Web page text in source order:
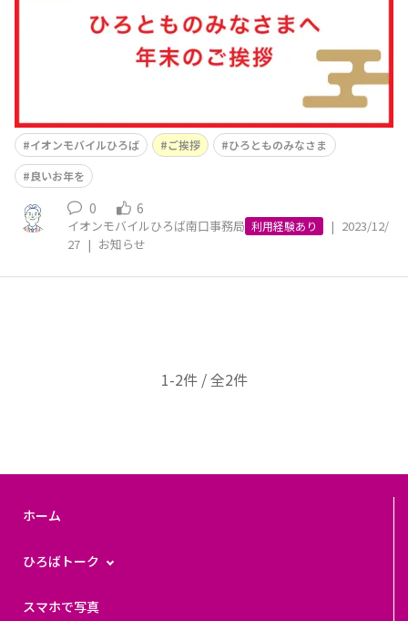
イオンモバイルひろば ご挨拶
ひろとものみなさま
良いお年を
0 6
イオンモバイルひろば南口事務局 利用経験あり | 2023/12/
27 | お知らせ
1-2件 / 全2件
ホーム
ひろばトーク
スマホで写真